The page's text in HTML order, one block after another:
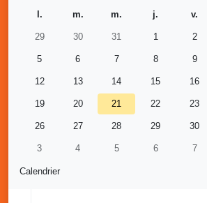
Calendrier
l.
m. m. j. v.
29 30 31 1 2
5 6 7 8 9
12 13 14 15 16
19 20 21 22 23
26 27 28 29 30
3 4 5 6 7